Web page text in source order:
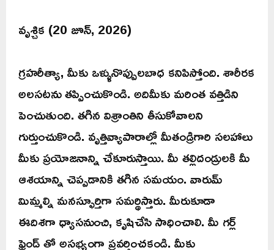
వృశ్చిక (20 జూన్, 2026)
గ్రహరీత్యా, మీకు ఒళ్ళునొప్పులబాధ కనిపిస్తోంది. శారీరక
అలసటను తప్పించుకొండి. అదిమీకు మరింత వత్తిడిని
పెంచుతుంది. తగిన విశ్రాంతిని తీసుకోవాలని
గుర్తుంచుకొండి. వృత్తివ్యాపారాల్లో మీతండ్రిగారి సలహాలు
మీకు ప్రయోజనాన్ని చేకూరుస్తాయి. మీ తల్లిదండ్రులకి మీ
ఆశయాన్ని చెప్పడానికి తగిన సమయం. వారుమ్
మిమ్మల్ని మనస్ఫూర్తిగా సమర్థిస్తారు. మీరుకూడా
ఈదిశగా ధ్యాసనుంచి, కృషిచేసి సాధించాలి. మీ గర్ల్
ఫ్రెండ్ తో అసభ్యంగా ప్రవర్తించకండి. మీకు